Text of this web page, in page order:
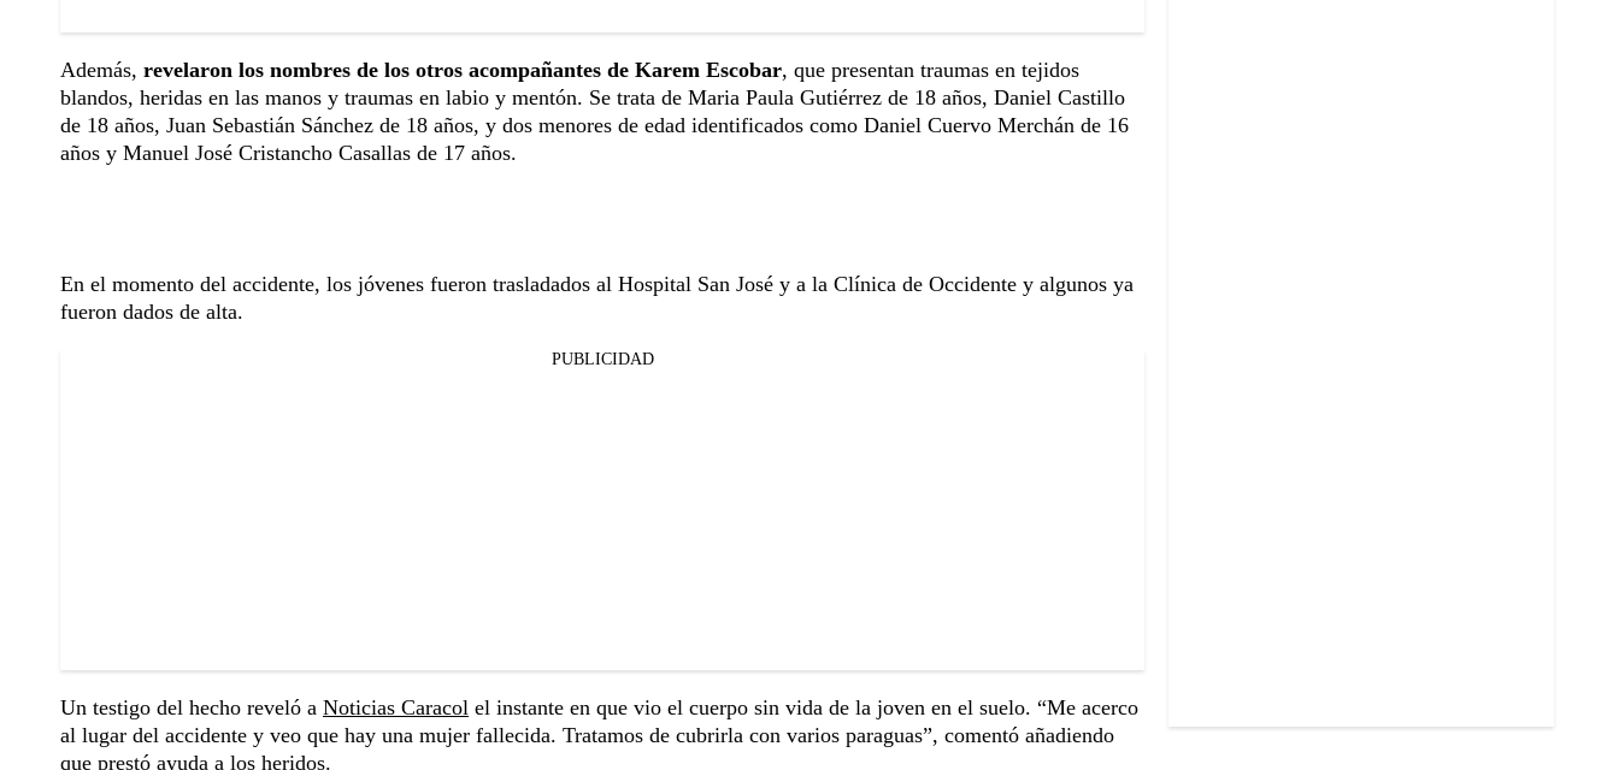
Además, revelaron los nombres de los otros acompañantes de Karem Escobar, que presentan traumas en tejidos
blandos, heridas en las manos y traumas en labio y mentón. Se trata de Maria Paula Gutiérrez de 18 años, Daniel Castillo
de 18 años, Juan Sebastián Sánchez de 18 años, y dos menores de edad identificados como Daniel Cuervo Merchán de 16
años y Manuel José Cristancho Casallas de 17 años.
En el momento del accidente, los jóvenes fueron trasladados al Hospital San José y a la Clínica de Occidente y algunos ya
fueron dados de alta.
PUBLICIDAD
Un testigo del hecho reveló a Noticias Caracol el instante en que vio el cuerpo sin vida de la joven en el suelo. “Me acerco
al lugar del accidente y veo que hay una mujer fallecida. Tratamos de cubrirla con varios paraguas”, comentó añadiendo
que prestó ayuda a los heridos.